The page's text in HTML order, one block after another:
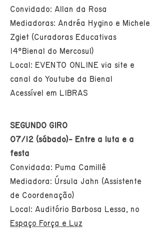
Convidado: Allan da Rosa
Mediadoras: Andréa Hygino e Michele
Zgiet (Curadoras Educativas
14°Bienal do Mercosul)
Local: EVENTO ONLINE via site e
canal do Youtube da Bienal
Acessível em LIBRAS
SEGUNDO GIRO
07/12 (sábado)- Entre a luta e a
festa
Convidada: Puma Camillê
Mediadora: Úrsula Jahn (Assistente
de Coordenação)
Local: Auditório Barbosa Lessa, no
Espaço Força e Luz